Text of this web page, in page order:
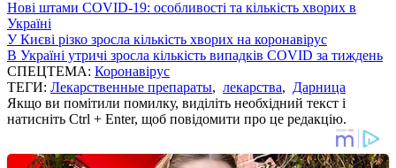
Нові штами COVID-19: особливості та кількість хворих в
Україні
У Києві різко зросла кількість хворих на коронавірус
В Україні утричі зросла кількість випадків COVID за тиждень
СПЕЦТЕМА: Коронавірус
ТЕГИ: Лекарственные препараты, лекарства, Дарница
Якщо ви помітили помилку, виділіть необхідний текст і
натисніть Ctrl + Enter, щоб повідомити про це редакцію.